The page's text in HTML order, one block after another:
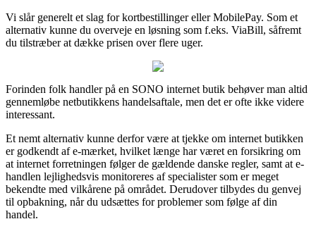
Vi slår generelt et slag for kortbestillinger eller MobilePay. Som et
alternativ kunne du overveje en løsning som f.eks. ViaBill, såfremt
du tilstræber at dække prisen over flere uger.
Forinden folk handler på en SONO internet butik behøver man altid
gennemløbe netbutikkens handelsaftale, men det er ofte ikke videre
interessant.
Et nemt alternativ kunne derfor være at tjekke om internet butikken
er godkendt af e-mærket, hvilket længe har været en forsikring om
at internet forretningen følger de gældende danske regler, samt at e-
handlen lejlighedsvis monitoreres af specialister som er meget
bekendte med vilkårene på området. Derudover tilbydes du genvej
til opbakning, når du udsættes for problemer som følge af din
handel.